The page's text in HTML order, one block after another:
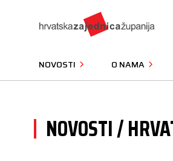
NOVOSTI O NAMA
NOVOSTI /